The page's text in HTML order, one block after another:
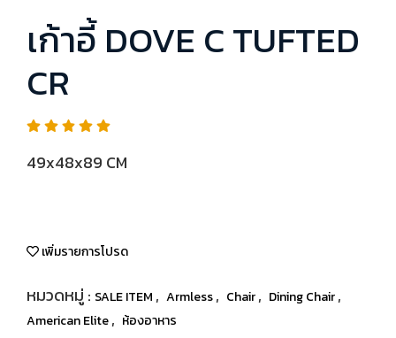
เก้าอี้ DOVE C TUFTED
CR
49x48x89 CM
เพิ่มรายการโปรด
หมวดหมู่ : SALE ITEM , Armless, Chair, Dining Chair,
American Elite, ห้องอาหาร